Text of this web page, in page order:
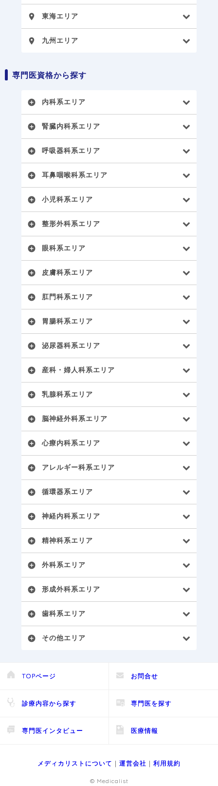
place 東海エリア
place 九州エリア
専門医資格から探す
add_circle 内科系エリア
add_circle 腎臓内科系エリア
add_circle 呼吸器科系エリア
add_circle 耳鼻咽喉科系エリア
add_circle 小児科系エリア
add_circle 整形外科系エリア
add_circle 眼科系エリア
add_circle 皮膚科系エリア
add_circle 肛門科系エリア
add_circle 胃腸科系エリア
add_circle 泌尿器科系エリア
add_circle 産科・婦人科系エリア
add_circle 乳腺科系エリア
add_circle 脳神経外科系エリア
add_circle 心療内科系エリア
add_circle アレルギー科系エリア
add_circle 循環器系エリア
add_circle 神経内科系エリア
add_circle 精神科系エリア
add_circle 外科系エリア
add_circle 形成外科系エリア
add_circle 歯科系エリア
add_circle その他エリア
TOPページ お問合せ
診療内容から探す 専門医を探す
専門医インタビュー 医療情報
メディカリストについて ｜ 運営会社 ｜ 利用規約
© Medicalist